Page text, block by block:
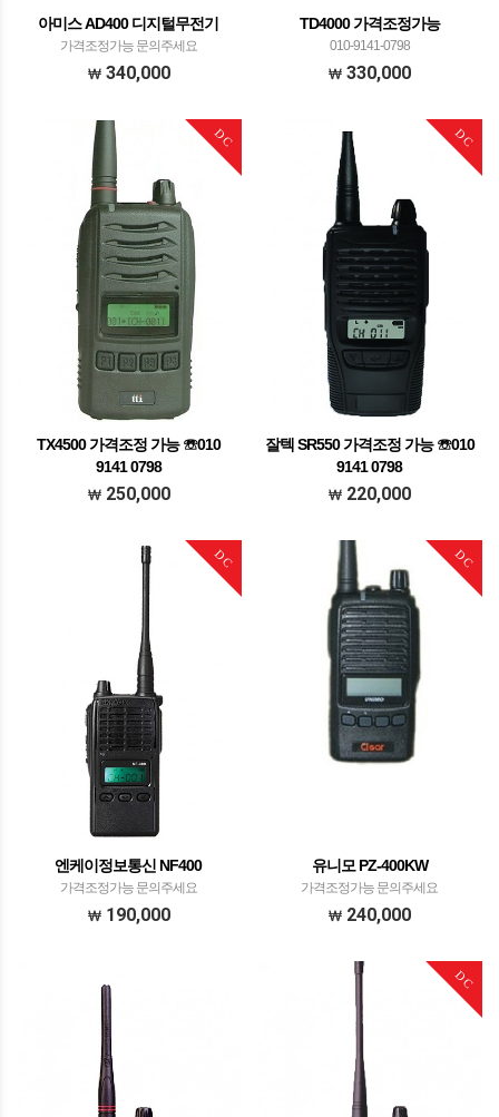
아미스 AD400 디지털무전기
가격조정가능 문의주세요
340,000
TD4000 가격조정가능
010-9141-0798
330,000
DC
TX4500 가격조정 가능 ☏010
9141 0798
가격조정가능 문의주세요
250,000
DC
잘텍 SR550 가격조정 가능 ☏010
9141 0798
가격조정가능 문의주세요
220,000
DC
엔케이정보통신 NF400
가격조정가능 문의주세요
190,000
DC
유니모 PZ-400KW
가격조정가능 문의주세요
240,000
DC